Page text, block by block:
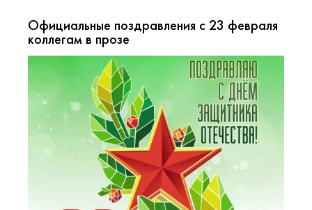
Официальные поздравления с 23 февраля
коллегам в прозе